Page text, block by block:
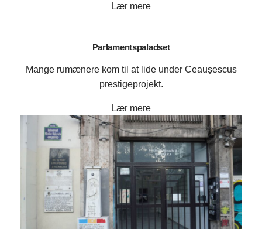
Lær mere
Parlamentspaladset
Mange rumænere kom til at lide under Ceaușescus
prestigeprojekt.
Lær mere